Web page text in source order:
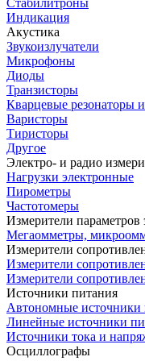
Стабилитроны
Индикация
Акустика
Звукоизлучатели
Микрофоны
Диоды
Транзисторы
Кварцевые резонаторы
Варисторы
Тиристоры
Другое
Электро- и радио
Нагрузки электронные
Пирометры
Частотомеры
Измерители параметров
Мегаомметры,
Измерители
Измерители
Измерители
Источники питания
Автономные источники
Линейные источники
Источники тока и
Осциллографы